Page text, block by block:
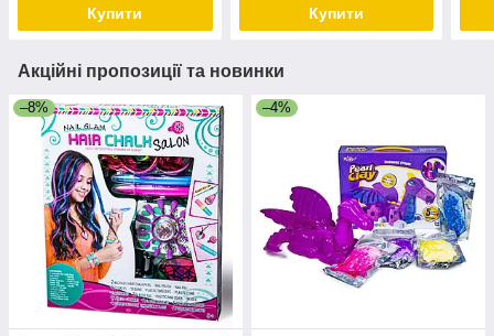
Купити Купити
Акційні пропозиції та новинки
–8% –4%